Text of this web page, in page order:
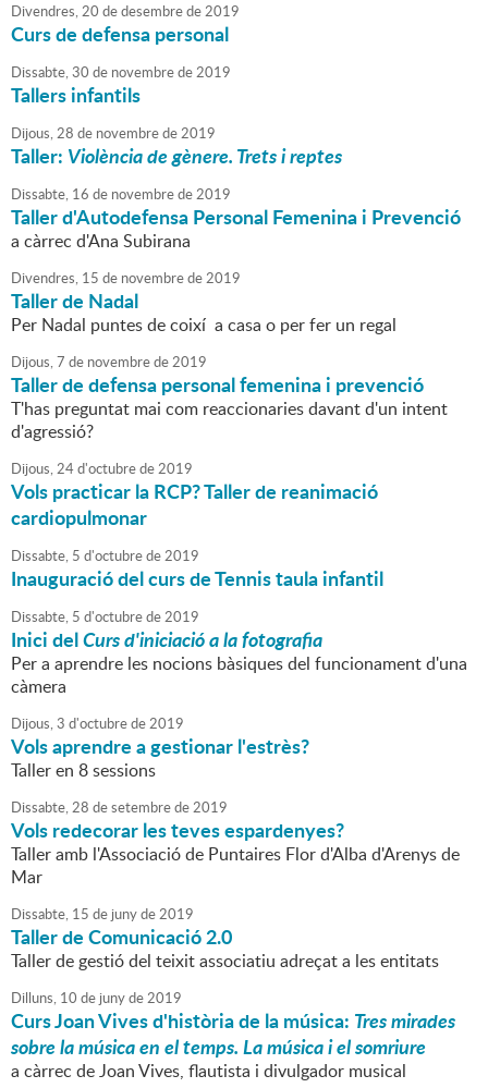
Divendres,20 dedesembrede2019
Curs de defensa personal
Dissabte,30 de novembrede2019
Tallers infantils
Dijous,28 de novembrede2019
Taller: Violència de gènere. Trets i reptes
Dissabte, 16 de novembrede2019
Taller d'Autodefensa Personal Femenina i Prevenció
a càrrec d'Ana Subirana
Divendres, 15 de novembrede2019
Taller de Nadal
Per Nadal puntes de coixí a casa o per fer un regal
Dijous,7 de novembrede2019
Taller de defensa personal femenina i prevenció
T'has preguntat mai com reaccionaries davant d'un intent
d'agressió?
Dijous,24d'octubrede2019
Vols practicar la RCP? Taller de reanimació
cardiopulmonar
Dissabte, 5 d'octubrede2019
Inauguració del curs de Tennis taula infantil
Dissabte, 5 d'octubrede2019
Inici delCurs d'iniciació a la fotografia
Per a aprendre les nocions bàsiques del funcionament d'una
càmera
Dijous,3 d'octubrede2019
Vols aprendre a gestionar l'estrès?
Taller en 8 sessions
Dissabte,28 desetembrede2019
Vols redecorar les teves espardenyes?
Taller amb l'Associació de Puntaires Flor d'Alba d'Arenys de
Mar
Dissabte, 15 de junyde2019
Taller de Comunicació 2.0
Taller de gestió del teixit associatiu adreçat a les entitats
Dilluns, 10 de junyde2019
Curs Joan Vives d'història de la música: Tres mirades
sobre la música en el temps. La música i el somriure
a càrrec de Joan Vives, flautista i divulgador musical